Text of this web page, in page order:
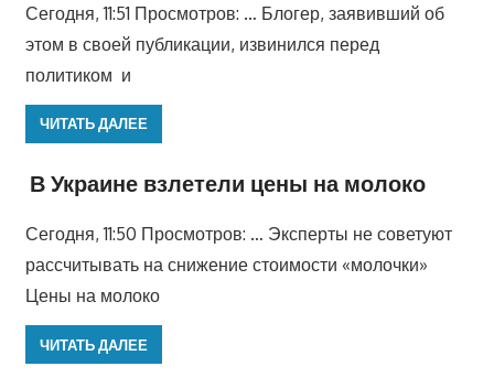
Сегодня, 11:51 Просмотров: … Блогер, заявивший об
этом в своей публикации, извинился перед
политиком и
ЧИТАТЬ ДАЛЕЕ
В Украине взлетели цены на молоко
Сегодня, 11:50 Просмотров: … Эксперты не советуют
рассчитывать на снижение стоимости «молочки»
Цены на молоко
ЧИТАТЬ ДАЛЕЕ